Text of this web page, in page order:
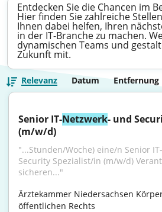
Entdecken Sie die Chancen im
Hier finden Sie zahlreiche
Ihnen dabei helfen, Ihren
in der IT-Branche zu machen.
dynamischen Teams und
Zukunft mit.
Relevanz Datum Entfernung
Senior IT-Netzwerk- und
(m/w/d)
"...Stunden/Woche) eine/n Senior IT-
Security Spezialist/in (m/w/d)
sicheren..."
Ärztekammer Niedersachsen
öffentlichen Rechts